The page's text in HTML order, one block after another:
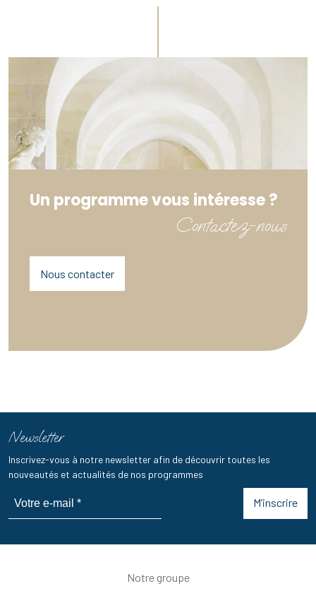
Un programme vous intéresse ?
Contactez-nous
Nous contacter
Newsletter
Inscrivez-vous à notre newsletter afin de découvrir toutes les
nouveautés et actualités de nos programmes
M’inscrire
Notre groupe